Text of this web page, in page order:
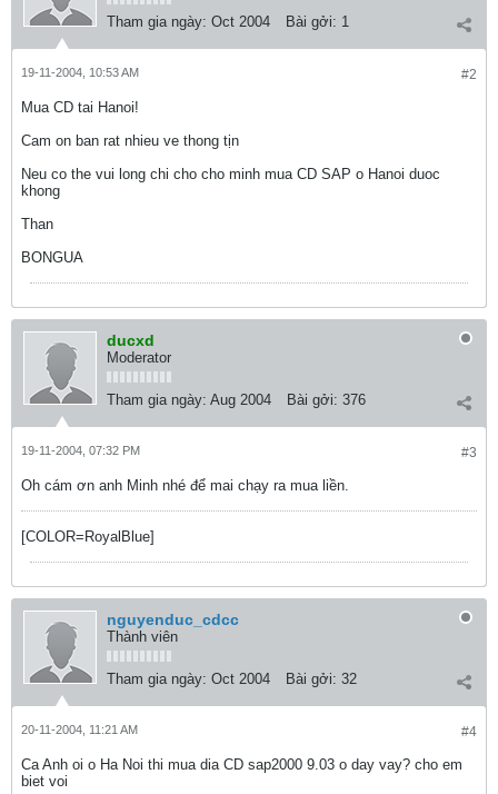
Tham gia ngày: Oct 2004 Bài gởi: 1
#2
19-11-2004, 10:53 AM
Mua CD tai Hanoi!
Cam on ban rat nhieu ve thong tịn
Neu co the vui long chi cho cho minh mua CD SAP o Hanoi duoc
khong
Than
BONGUA
ducxd
Moderator
Tham gia ngày: Aug 2004 Bài gởi: 376
#3
19-11-2004, 07:32 PM
Oh cám ơn anh Minh nhé để mai chạy ra mua liền.
[COLOR=RoyalBlue]
nguyenduc_cdcc
Thành viên
Tham gia ngày: Oct 2004 Bài gởi: 32
#4
20-11-2004, 11:21 AM
Ca Anh oi o Ha Noi thi mua dia CD sap2000 9.03 o day vay? cho em
biet voi